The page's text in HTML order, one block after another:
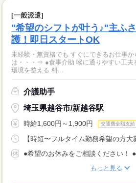
[一般派遣]
"希望のシフトが叶う♪"主ふ
護！即日スタートOK
未経験・無資格でも すぐにできるお仕事からスタ
は・・・⇒ ●食事介助 喉に通りやすい工夫をするなど 食事しやすい
環境を整える 料...
介護助手
埼玉県越谷市/新越谷駅
時給1,600円～1,900円 交通費全額支給
【時短〜フルタイム勤務希望の方大
●希望のお休みをご相談ください！
もっと見る